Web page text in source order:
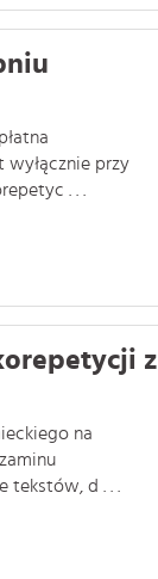
wyłącznie przy
. . .
z
na
d . . .